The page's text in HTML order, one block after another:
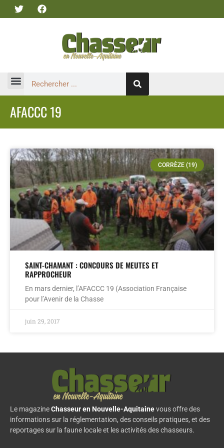
AFACCC 19
CORRÈZE (19)
SAINT-CHAMANT : CONCOURS DE MEUTES ET
RAPPROCHEUR
En mars dernier, l’AFACCC 19 (Association Française
pour l’Avenir de la Chasse
juin 29, 2017
Le magazineChasseur en Nouvelle-Aquitainevous offre des
informations sur la réglementation, des conseils pratiques, et des
reportages sur la faune locale et les activités des chasseurs.